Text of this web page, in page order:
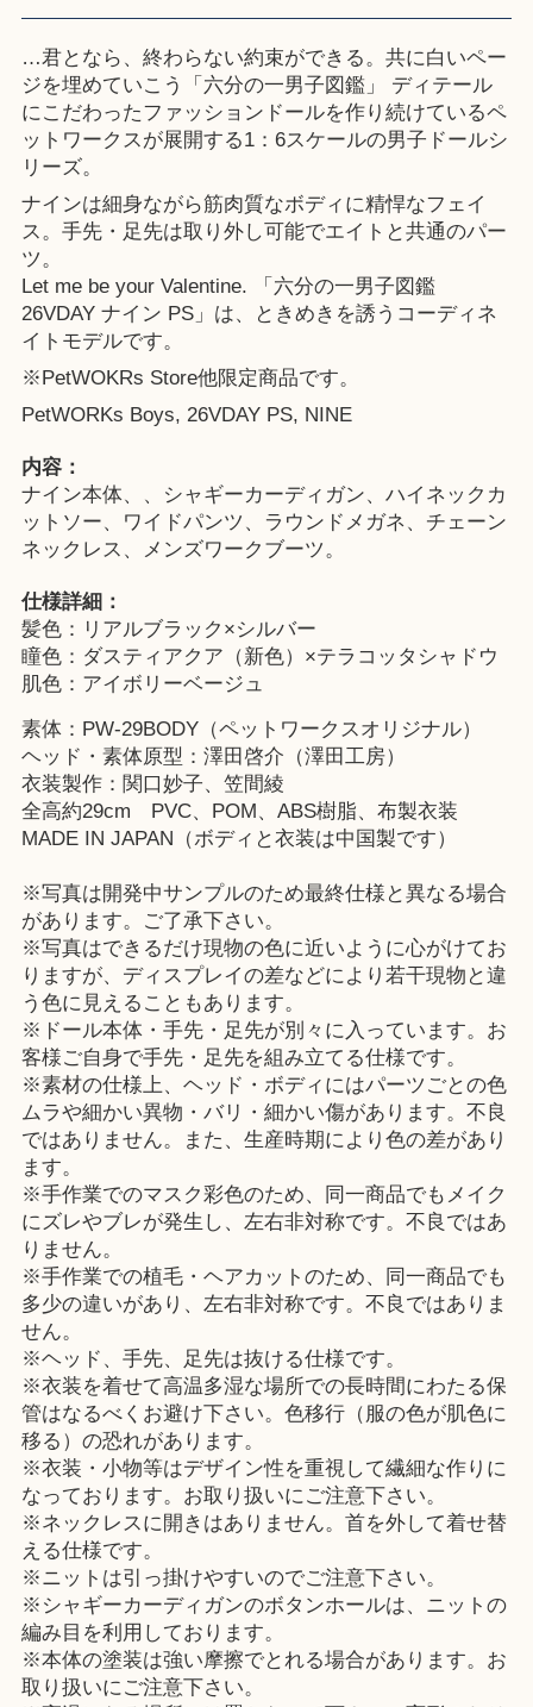
…君となら、終わらない約束ができる。共に白いペー
ジを埋めていこう「六分の一男子図鑑」 ディテール
にこだわったファッションドールを作り続けているペ
ットワークスが展開する1：6スケールの男子ドールシ
リーズ。
ナインは細身ながら筋肉質なボディに精悍なフェイ
ス。手先・足先は取り外し可能でエイトと共通のパー
ツ。
Let me be your Valentine. 「六分の一男子図鑑
26VDAY ナイン PS」は、ときめきを誘うコーディネ
イトモデルです。
※ PetWOKRs Store他限定商品です。
PetWORKs Boys, 26VDAY PS, NINE
内容：
ナイン本体、、シャギーカーディガン、ハイネックカ
ットソー、ワイドパンツ、ラウンドメガネ、チェーン
ネックレス、メンズワークブーツ。
仕様詳細：
髪色：リアルブラック×シルバー
瞳色：ダスティアクア（新色）×テラコッタシャドウ
肌色：アイボリーベージュ
素体：PW-29BODY（ペットワークスオリジナル）
ヘッド・素体原型：澤田啓介（澤田工房）
衣装製作：関口妙子、笠間綾
全高約29cm PVC、POM、ABS樹脂、布製衣装
MADE IN JAPAN（ボディと衣装は中国製です）
※写真は開発中サンプルのため最終仕様と異なる場合
があります。ご了承下さい。
※写真はできるだけ現物の色に近いように心がけてお
りますが、ディスプレイの差などにより若干現物と違
う色に見えることもあります。
※ドール本体・手先・足先が別々に入っています。お
客様ご自身で手先・足先を組み立てる仕様です。
※素材の仕様上、ヘッド・ボディにはパーツごとの色
ムラや細かい異物・バリ・細かい傷があります。不良
ではありません。また、生産時期により色の差があり
ます。
※手作業でのマスク彩色のため、同一商品でもメイク
にズレやブレが発生し、左右非対称です。不良ではあ
りません。
※手作業での植毛・ヘアカットのため、同一商品でも
多少の違いがあり、左右非対称です。不良ではありま
せん。
※ヘッド、手先、足先は抜ける仕様です。
※衣装を着せて高温多湿な場所での長時間にわたる保
管はなるべくお避け下さい。色移行（服の色が肌色に
移る）の恐れがあります。
※衣装・小物等はデザイン性を重視して繊細な作りに
なっております。お取り扱いにご注意下さい。
※ネックレスに開きはありません。首を外して着せ替
える仕様です。
※ニットは引っ掛けやすいのでご注意下さい。
※シャギーカーディガンのボタンホールは、ニットの
編み目を利用しております。
※本体の塗装は強い摩擦でとれる場合があります。お
取り扱いにご注意下さい。